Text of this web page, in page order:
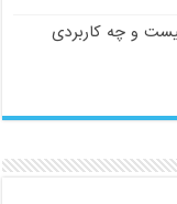
و چه کاربردی